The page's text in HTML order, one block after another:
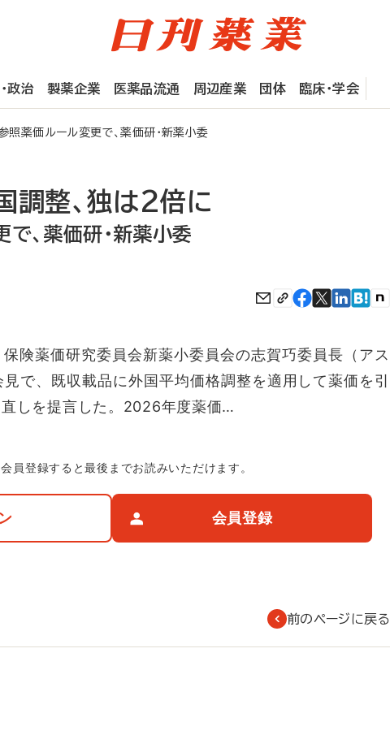
政治 製薬企業 医薬品流通 周辺産業 団体 臨床・学会
薬価ルール変更で、薬価研・新薬小委
調整、独は2倍に
、薬価研・新薬小委
険薬価研究委員会新薬小委員会の志賀巧委員長（アス
で、既収載品に外国平均価格調整を適用して薬価を引
しを提言した。2026年度薬価…
会員登録すると最後までお読みいただけます。
会員登録
前のページに戻る